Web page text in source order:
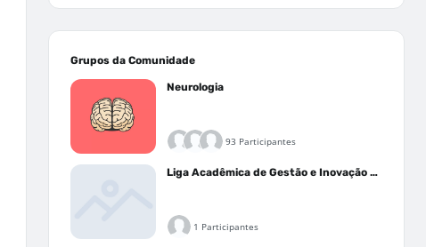
Grupos da Comunidade
Neurologia
93 Participantes
Liga Acadêmica de Gestão e Inovação Médica - LAGIM
1 Participantes